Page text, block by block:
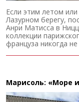
Если этим летом
Лазурном берегу,
Анри Матисса в
коллекции
француза никогда
Марисоль: «Море